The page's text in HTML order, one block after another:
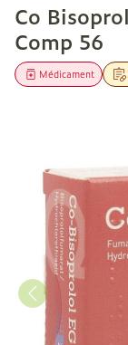
Co
Comp 56
Médicament